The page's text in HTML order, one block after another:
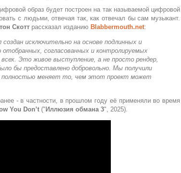
образ будет построен на так называемой цифровой
с людьми, отвечая так, как отвечал бы сам музыкант.
Скотт рассказал изданию Blabbermouth.net:
исключительно на основе подлинных и
согласованных и контролируемых
Это живое выступление, а не просто рендер,
бы предоставлено добровольно. Мы получили
полностью меняет то, чем этот проект может
- в частности, в прошлом году её применяли во время
You Don’t (" Иллюзия обмана 3", 2025).